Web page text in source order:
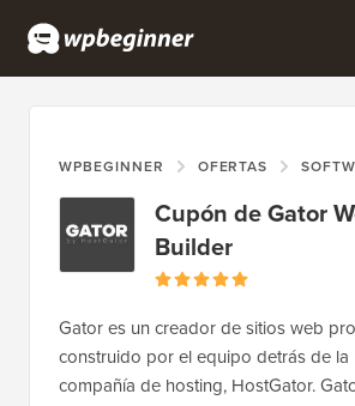
WPBEGINNER OFERTAS
Cupón de Gator
Builder
Gator es un creador de sitios web
construido por el equipo detrás de
compañía de hosting, HostGator.